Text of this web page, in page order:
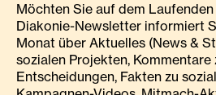
Möchten Sie auf dem
Diakonie-Newsletter informiert
Monat über Aktuelles (News &
sozialen Projekten,
Entscheidungen, Fakten zu